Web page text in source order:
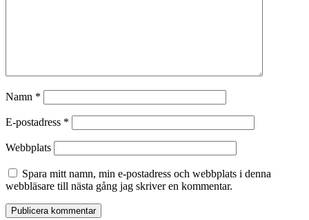
Namn *
E-postadress *
Webbplats
Spara mitt namn, min e-postadress och webbplats i denna
webbläsare till nästa gång jag skriver en kommentar.